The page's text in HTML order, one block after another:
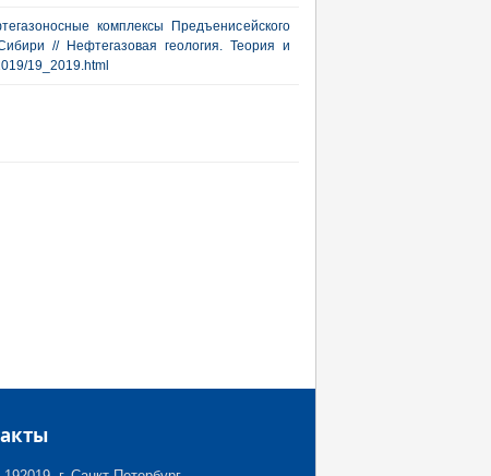
комплексы Предъенисейского
// Нефтегазовая геология. Теория и
19_2019.html